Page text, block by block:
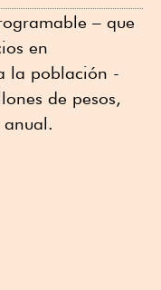
– que
en
la población -
de pesos,
anual.